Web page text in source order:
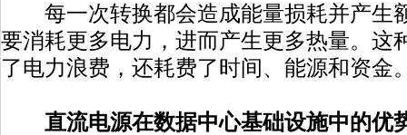
每一次转换都会造成能量损耗并产生
要消耗更多电力，进而产生更多热量。这
了电力浪费，还耗费了时间、能源和资金
直流电源在数据中心基础设施中的优